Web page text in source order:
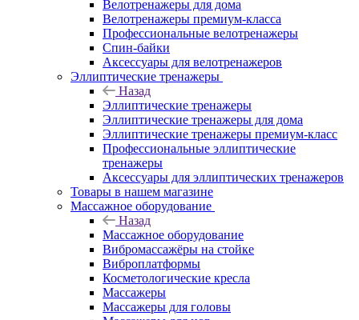
Велотренажеры для дома
Велотренажеры премиум-класса
Профессиональные велотренажеры
Спин-байки
Аксессуары для велотренажеров
Эллиптические тренажеры
Назад
Эллиптические тренажеры
Эллиптические тренажеры для дома
Эллиптические тренажеры премиум-класс
Профессиональные эллиптические
тренажеры
Аксессуары для эллиптических тренажеров
Товары в нашем магазине
Массажное оборудование
Назад
Массажное оборудование
Вибромассажёры на стойке
Виброплатформы
Косметологические кресла
Массажеры
Массажеры для головы